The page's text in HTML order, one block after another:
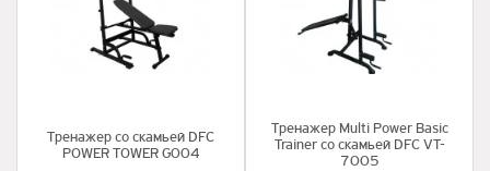
Тренажер со скамьей DFC
POWER TOWER G004
Тренажер Multi Power Basic
Trainer со скамьей DFC VT-
7005